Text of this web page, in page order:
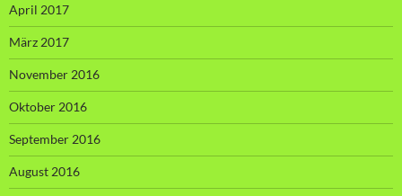
April 2017
März 2017
November 2016
Oktober 2016
September 2016
August 2016